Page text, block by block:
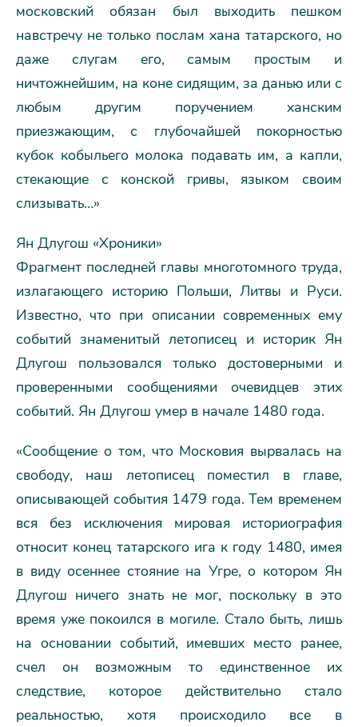
московский обязан был выходить пешком
навстречу не только послам хана татарского, но
даже слугам его, самым простым и
ничтожнейшим, на коне сидящим, за данью или с
любым другим поручением ханским
приезжающим, с глубочайшей покорностью
кубок кобыльего молока подавать им, а капли,
стекающие с конской гривы, языком своим
слизывать…»
Ян Длугош «Хроники»
Фрагмент последней главы многотомного труда,
излагающего историю Польши, Литвы и Руси.
Известно, что при описании современных ему
событий знаменитый летописец и историк Ян
Длугош пользовался только достоверными и
проверенными сообщениями очевидцев этих
событий. Ян Длугош умер в начале 1480 года.
«Сообщение о том, что Московия вырвалась на
свободу, наш летописец поместил в главе,
описывающей события 1479 года. Тем временем
вся без исключения мировая историография
относит конец татарского ига к году 1480, имея
в виду осеннее стояние на Угре, о котором Ян
Длугош ничего знать не мог, поскольку в это
время уже покоился в могиле. Стало быть, лишь
на основании событий, имевших место ранее,
счел он возможным то единственное их
следствие, которое действительно стало
реальностью, хотя происходило все в